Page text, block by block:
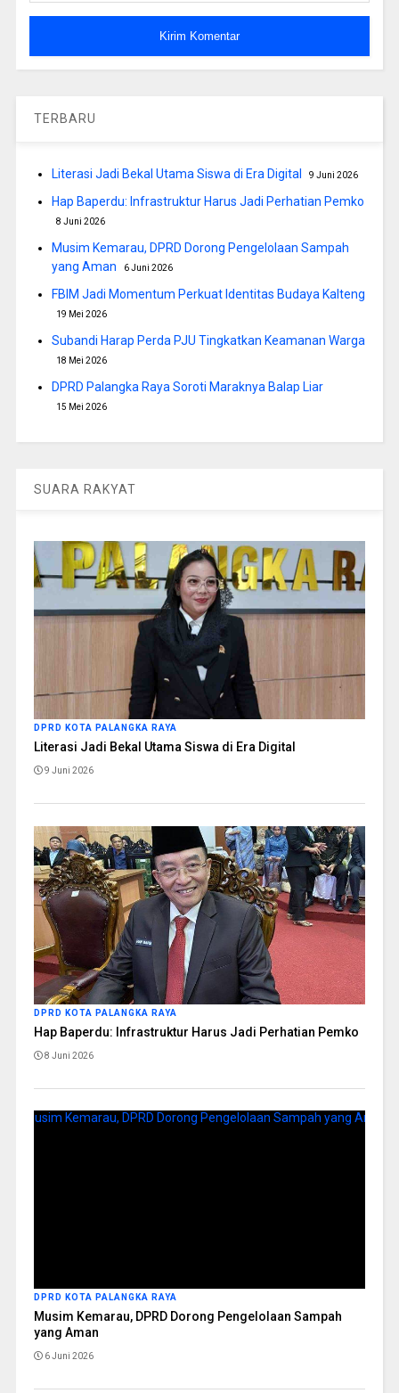
TERBARU
Literasi Jadi Bekal Utama Siswa di Era Digital 9 Juni 2026
Hap Baperdu: Infrastruktur Harus Jadi Perhatian Pemko
8 Juni 2026
Musim Kemarau, DPRD Dorong Pengelolaan Sampah
yang Aman
6 Juni 2026
FBIM Jadi Momentum Perkuat Identitas Budaya Kalteng
19 Mei 2026
Subandi Harap Perda PJU Tingkatkan Keamanan Warga
18 Mei 2026
DPRD Palangka Raya Soroti Maraknya Balap Liar
15 Mei 2026
SUARA RAKYAT
DPRD KOTA PALANGKA RAYA
Literasi Jadi Bekal Utama Siswa di Era Digital
9 Juni 2026
DPRD KOTA PALANGKA RAYA
Hap Baperdu: Infrastruktur Harus Jadi Perhatian Pemko
8 Juni 2026
DPRD KOTA PALANGKA RAYA
Musim Kemarau, DPRD Dorong Pengelolaan Sampah
yang Aman
6 Juni 2026